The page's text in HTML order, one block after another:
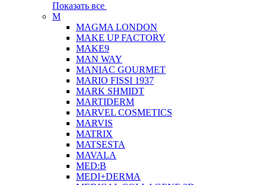
Показать все
M
MAGMA LONDON
MAKE UP FACTORY
MAKE9
MAN WAY
MANIAC GOURMET
MARIO FISSI 1937
MARK SHMIDT
MARTIDERM
MARVEL COSMETICS
MARVIS
MATRIX
MATSESTA
MAVALA
MED:B
MEDI+DERMA